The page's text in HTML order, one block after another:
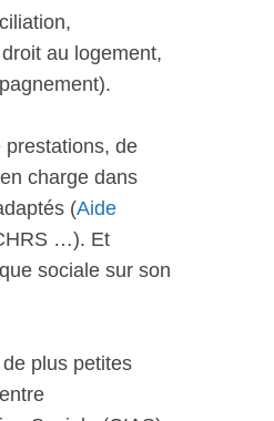
au logement,
prestations, de
charge dans
(Aide
…). Et
sociale sur son
plus petites